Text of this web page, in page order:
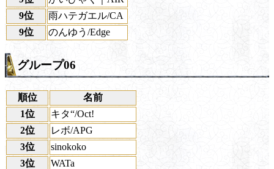
9位
雨ハテガエル/CA
9位
のんゆう/Edge
グループ06
順位
名前
1位
キタ“/Oct!
2位
レボ/APG
3位
sinokoko
3位
WATa